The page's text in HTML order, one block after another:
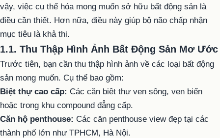
vậy, việc cụ thể hóa mong muốn sở hữu bất động sản là
điều cần thiết. Hơn nữa, điều này giúp bộ não chấp nhận
mục tiêu là khả thi.
1.1. Thu Thập Hình Ảnh Bất Động Sản Mơ Ước
Trước tiên, bạn cần thu thập hình ảnh về các loại bất động
sản mong muốn. Cụ thể bao gồm:
Biệt thự cao cấp: Các căn biệt thự ven sông, ven biển
hoặc trong khu compound đẳng cấp.
Căn hộ penthouse: Các căn penthouse view đẹp tại các
thành phố lớn như TPHCM, Hà Nội.